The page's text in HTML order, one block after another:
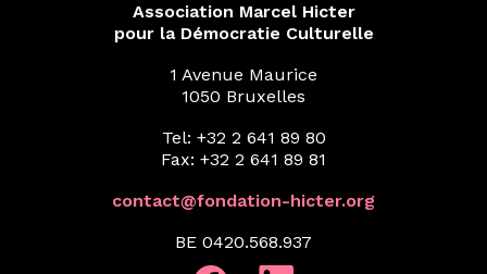
Association Marcel Hicter
pour la Démocratie Culturelle
1 Avenue Maurice
1050 Bruxelles
Tel: +32 2 641 89 80
Fax: +32 2 641 89 81
contact@fondation-hicter.org
BE 0420.568.937